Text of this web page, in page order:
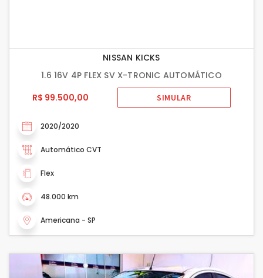
NISSAN KICKS
1.6 16V 4P FLEX SV X-TRONIC AUTOMÁTICO
R$ 99.500,00
SIMULAR
2020/2020
Automático CVT
Flex
48.000 km
Americana - SP